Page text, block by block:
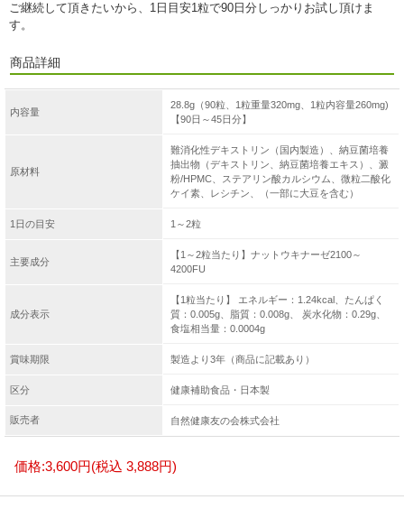
ご継続して頂きたいから、1日目安1粒で90日分しっかりお試し頂けま
す。
商品詳細
内容量
28.8g（90粒、1粒重量320mg、1粒内容量260mg)
【90日～45日分】
原材料
難消化性デキストリン（国内製造）、納豆菌培養
抽出物（デキストリン、納豆菌培養エキス）、澱
粉/HPMC、ステアリン酸カルシウム、微粒二酸化
ケイ素、レシチン、（一部に大豆を含む）
1日の目安 1～2粒
主要成分
【1～2粒当たり】ナットウキナーゼ2100～
4200FU
成分表示
【1粒当たり】 エネルギー：1.24kcal、たんぱく
質：0.005g、脂質：0.008g、 炭水化物：0.29g、
食塩相当量：0.0004g
賞味期限 製造より3年（商品に記載あり）
区分 健康補助食品・日本製
販売者 自然健康友の会株式会社
価格:3,600円(税込 3,888円)